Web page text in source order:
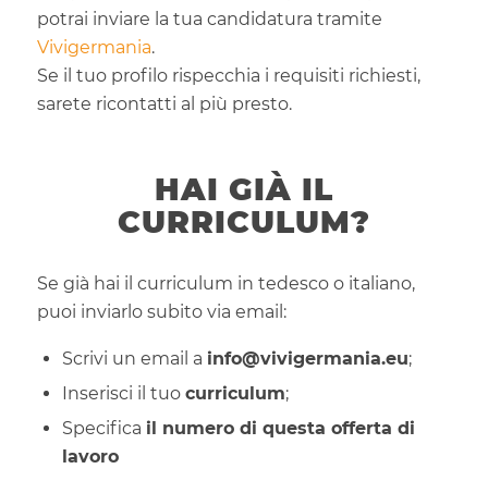
potrai inviare la tua candidatura tramite
Vivigermania.
Se il tuo profilo rispecchia i requisiti richiesti,
sarete ricontatti al più presto.
HAI GIÀ IL
CURRICULUM?
Se già hai il curriculum in tedesco o italiano,
puoi inviarlo subito via email:
Scrivi un email a info@vivigermania.eu;
Inserisci il tuo curriculum;
Specifica il numero di questa offerta di
lavoro